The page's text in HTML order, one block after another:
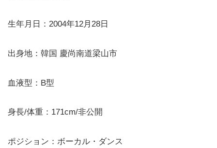
生年月日：2004年12月28日
出身地：韓国 慶尚南道梁山市
血液型：B型
身長/体重：171cm/非公開
ポジション：ボーカル・ダンス